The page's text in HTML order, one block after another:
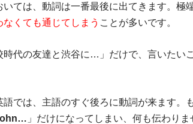
いては、動詞は一番最後に出てきます。極
なくても通じてしまう ことが多いです。
時代の友達と渋谷に…」だけで、言いたい
語では、主語のすぐ後ろに動詞が来ます。
」だけになってしまい、何も伝わりま